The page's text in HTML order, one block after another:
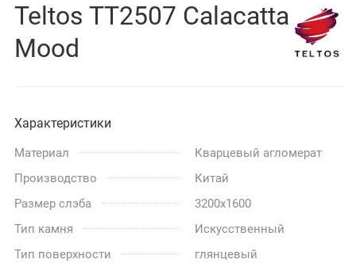
Teltos TT2507 Calacatta
Mood
Характеристики
Материал
Кварцевый агломерат
Производство
Китай
Размер слэба
3200x1600
Тип камня
Искусственный
Тип поверхности
глянцевый